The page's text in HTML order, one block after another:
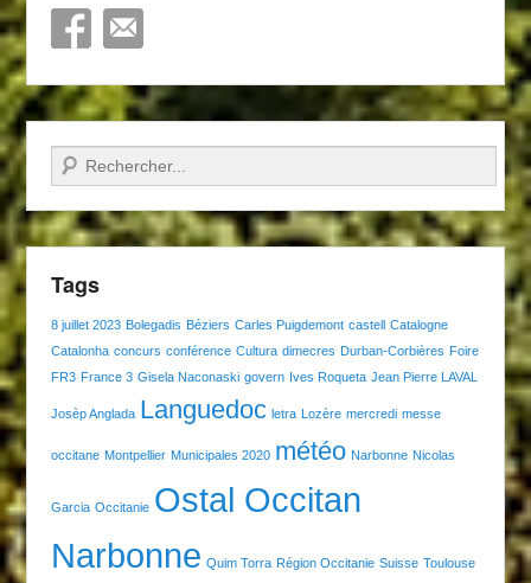
Recherche
Tags
8 juillet 2023 Bolegadis Béziers Carles Puigdemont castell Catalogne
Catalonha concurs conférence Cultura dimecres Durban-Corbières Foire
FR3 France 3 Gisela Naconaski govern Ives Roqueta Jean Pierre LAVAL
Josèp Anglada Languedoc letra Lozère mercredi messe
occitane Montpellier Municipales 2020 météo Narbonne Nicolas
Garcia Occitanie Ostal Occitan
Narbonne Quim Torra Région Occitanie Suisse Toulouse